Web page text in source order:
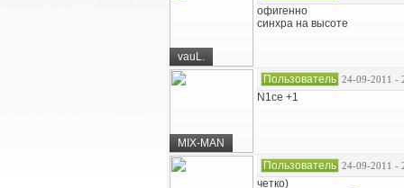
vauL.
офигенно
синхра на высоте
MIX-MAN
Пользователь 24-09-2011 -
N1ce +1
Пользователь 24-09-2011 -
четко)